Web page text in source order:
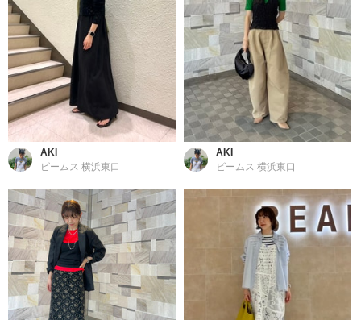
AKI
ビームス 横浜東口
AKI
ビームス 横浜東口